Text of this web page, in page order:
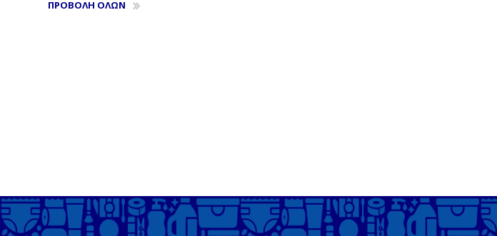
ΠΡΟΒΟΛΗ ΟΛΩΝ